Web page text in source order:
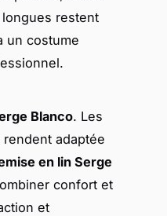
restent
un costume
Blanco. Les
adaptée
en lin Serge
confort et
et